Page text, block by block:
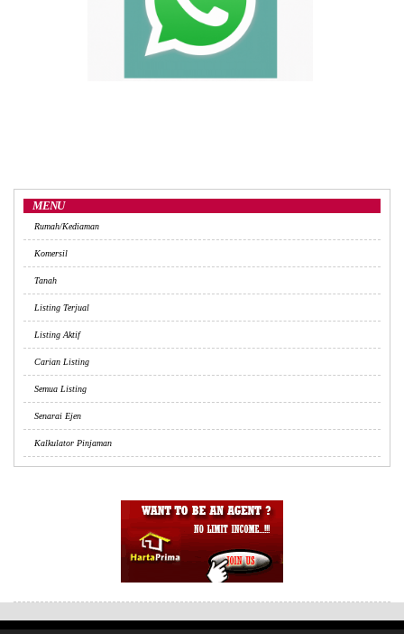
MENU
Rumah/Kediaman
Komersil
Tanah
Listing Terjual
Listing Aktif
Carian Listing
Semua Listing
Senarai Ejen
Kalkulator Pinjaman